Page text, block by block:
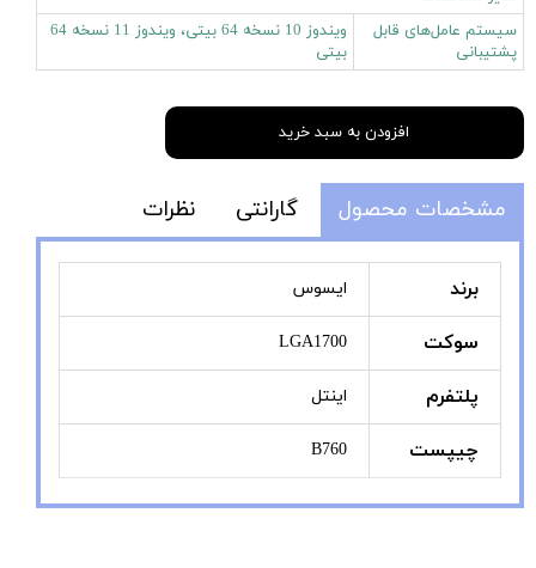
سیستم عامل‌های قابل
پشتیبانی
ویندوز 10 نسخه 64 بیتی، ویندوز 11 نسخه 64
بیتی
افزودن به سبد خرید
مشخصات محصول گارانتی نظرات
برند ایسوس
سوکت LGA1700
پلتفرم اینتل
چیپست B760